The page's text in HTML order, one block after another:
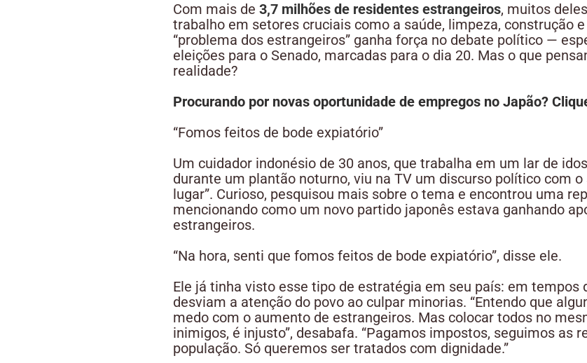
Com mais de 3,7 milhões de residentes estrangeiros, muitos
trabalho em setores cruciais como a saúde, limpeza, construção
“problema dos estrangeiros” ganha força no debate político —
eleições para o Senado, marcadas para o dia 20. Mas o que
realidade?
Procurando por novas oportunidade de empregos no Japão?
“Fomos feitos de bode expiatório”
Um cuidador indonésio de 30 anos, que trabalha em um lar de
durante um plantão noturno, viu na TV um discurso político com
lugar”. Curioso, pesquisou mais sobre o tema e encontrou uma
mencionando como um novo partido japonês estava ganhando
estrangeiros.
“Na hora, senti que fomos feitos de bode expiatório”, disse ele.
Ele já tinha visto esse tipo de estratégia em seu país: em tempos
desviam a atenção do povo ao culpar minorias. “Entendo que
medo com o aumento de estrangeiros. Mas colocar todos no
inimigos, é injusto”, desabafa. “Pagamos impostos, seguimos as
população. Só queremos ser tratados com dignidade.”